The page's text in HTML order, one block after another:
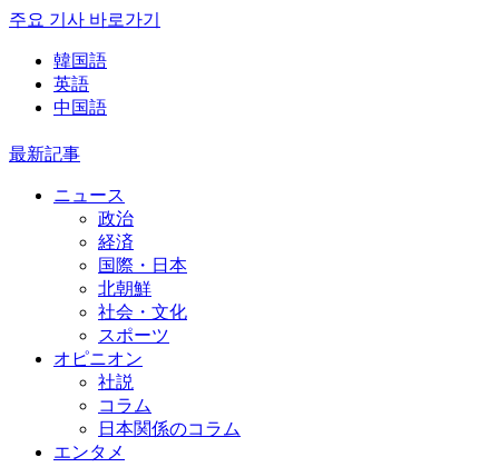
주요 기사 바로가기
韓国語
英語
中国語
最新記事
ニュース
政治
経済
国際・日本
北朝鮮
社会・文化
スポーツ
オピニオン
社説
コラム
日本関係のコラム
エンタメ